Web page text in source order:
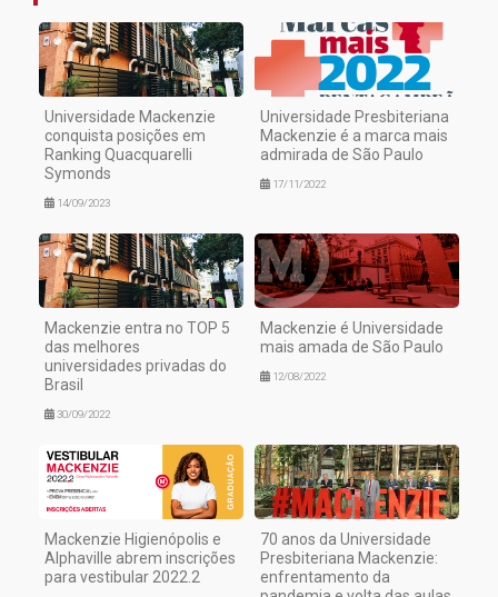
Universidade Mackenzie
conquista posições em
Ranking Quacquarelli
Symonds
14/09/2023
Universidade Presbiteriana
Mackenzie é a marca mais
admirada de São Paulo
17/11/2022
Mackenzie entra no TOP 5
das melhores
universidades privadas do
Brasil
30/09/2022
Mackenzie é Universidade
mais amada de São Paulo
12/08/2022
Mackenzie Higienópolis e
Alphaville abrem inscrições
para vestibular 2022.2
70 anos da Universidade
Presbiteriana Mackenzie:
enfrentamento da